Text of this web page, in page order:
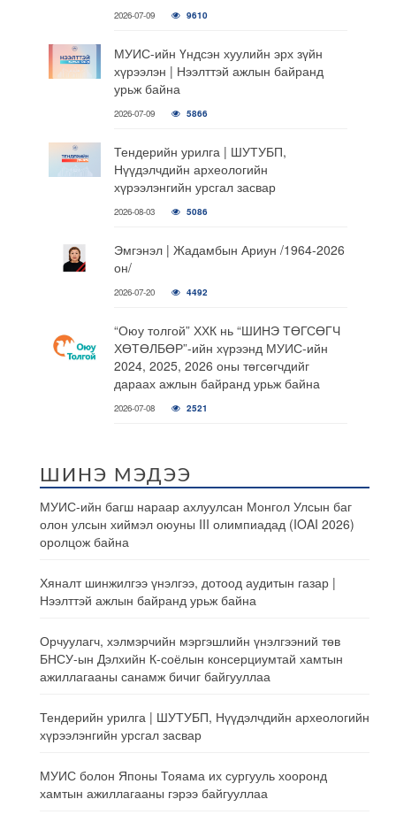
2026-07-09 9610
МУИС-ийн Үндсэн хуулийн эрх зүйн
хүрээлэн | Нээлттэй ажлын байранд
урьж байна
2026-07-09 5866
Тендерийн урилга | ШУТУБП,
Нүүдэлчдийн археологийн
хүрээлэнгийн урсгал засвар
2026-08-03 5086
Эмгэнэл | Жадамбын Ариун /1964-2026
он/
2026-07-20 4492
“Оюу толгой” ХХК нь “ШИНЭ ТӨГСӨГЧ
ХӨТӨЛБӨР”-ийн хүрээнд МУИС-ийн
2024, 2025, 2026 оны төгсөгчдийг
дараах ажлын байранд урьж байна
2026-07-08 2521
ШИНЭ МЭДЭЭ
МУИС-ийн багш нараар ахлуулсан Монгол Улсын баг
олон улсын хиймэл оюуны III олимпиадад (IOAI 2026)
оролцож байна
Хяналт шинжилгээ үнэлгээ, дотоод аудитын газар |
Нээлттэй ажлын байранд урьж байна
Орчуулагч, хэлмэрчийн мэргэшлийн үнэлгээний төв
БНСУ-ын Дэлхийн К-соёлын консерциумтай хамтын
ажиллагааны санамж бичиг байгууллаа
Тендерийн урилга | ШУТУБП, Нүүдэлчдийн археологийн
хүрээлэнгийн урсгал засвар
МУИС болон Японы Тояама их сургууль хооронд
хамтын ажиллагааны гэрээ байгууллаа